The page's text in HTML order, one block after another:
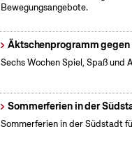
Bewegungsangebote.
Äktschenprogramm
Sechs Wochen Spiel, Spaß und
Sommerferien in der
Sommerferien in der Südstadt